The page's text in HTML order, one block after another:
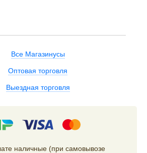
Все Магазинусы
Оптовая торговля
Выездная торговля
наличные (при самовывозе